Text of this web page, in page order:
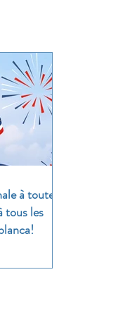
à toutes
tous les